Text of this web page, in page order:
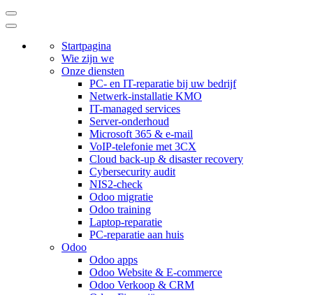
Startpagina
Wie zijn we
Onze diensten
PC- en IT-reparatie bij uw bedrijf
Netwerk-installatie KMO
IT-managed services
Server-onderhoud
Microsoft 365 & e-mail
VoIP-telefonie met 3CX
Cloud back-up & disaster recovery
Cybersecurity audit
NIS2-check
Odoo migratie
Odoo training
Laptop-reparatie
PC-reparatie aan huis
Odoo
Odoo apps
Odoo Website & E-commerce
Odoo Verkoop & CRM